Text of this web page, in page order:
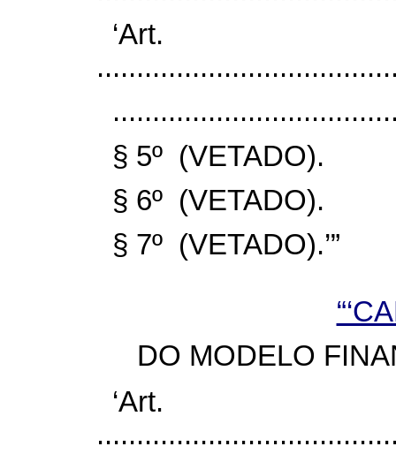
§ 5º (VETADO).
§ 6º (VETADO).
§ 7º (VETADO).’”
DO MODELO